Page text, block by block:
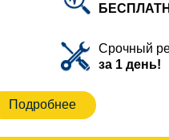
Срочный
за 1 день!
Подробнее